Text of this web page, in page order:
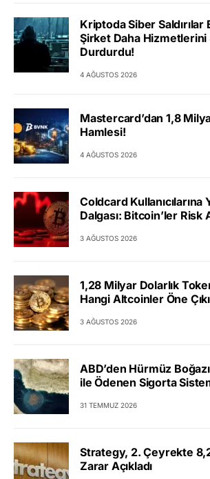
Kriptoda Siber
Şirket Daha Hizmetlerini
Durdurdu!
4 AĞUSTOS 2026
Mastercard’dan 1,8
Hamlesi!
4 AĞUSTOS 2026
Coldcard Kullanıcılarına
Dalgası: Bitcoin’ler Risk
3 AĞUSTOS 2026
1,28 Milyar Dolarlık
Hangi Altcoinler Öne
3 AĞUSTOS 2026
ABD’den Hürmüz
ile Ödenen Sigorta
31 TEMMUZ 2026
Strategy, 2. Çeyrekte
Zarar Açıkladı